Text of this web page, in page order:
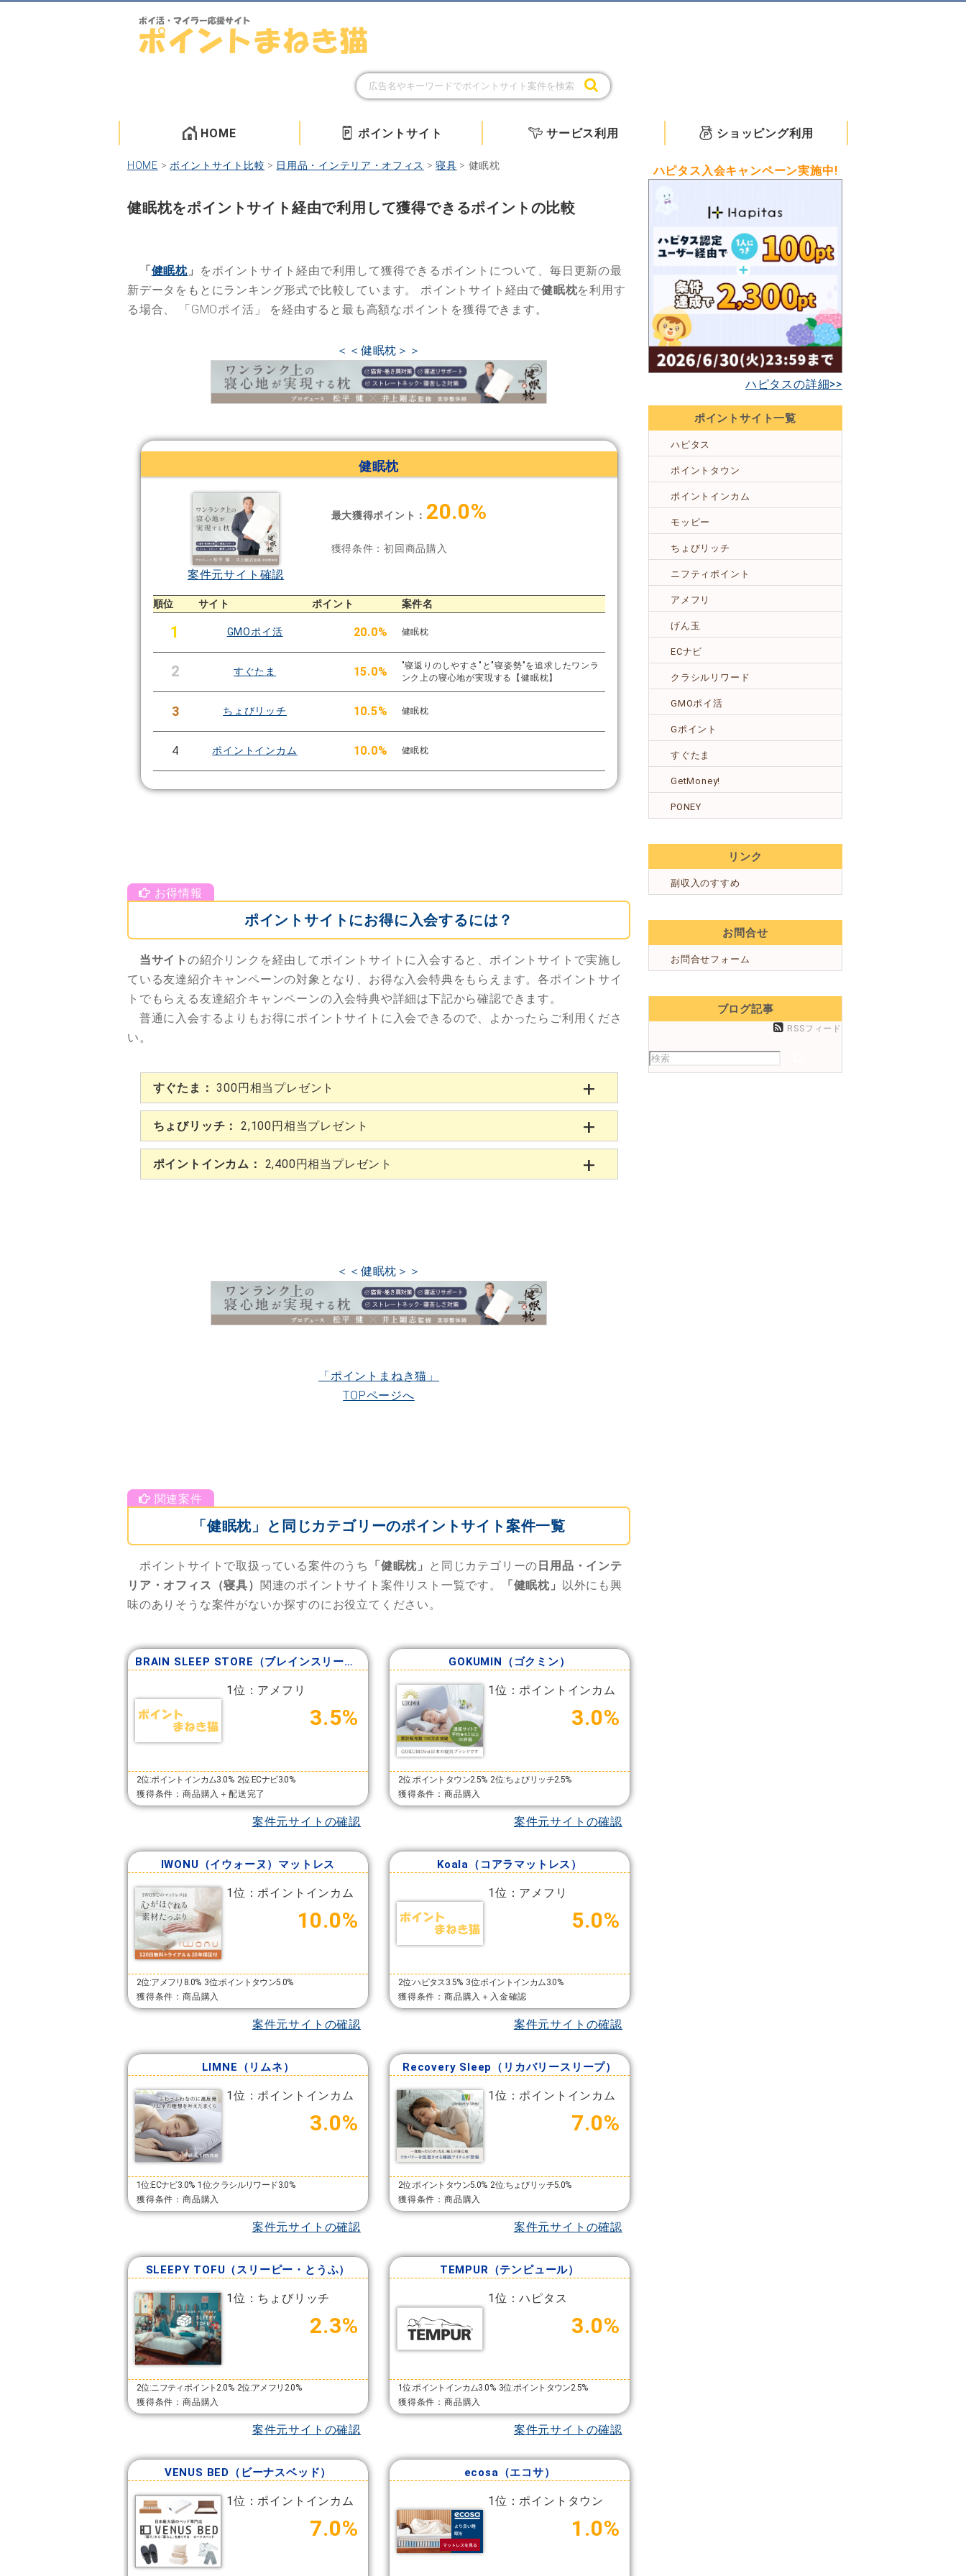
HOME ポイントサイト サービス利用 ショッピング利用
HOME > ポイントサイト比較 > 日用品・インテリア・オフィス >寝具 > 健眠枕
健眠枕をポイントサイト経由で利用して獲得できるポイントの比較
「健眠枕 」
をポイントサイト経由で利用して獲得できるポイントについて、毎日更新の最
新データをもとにランキング形式で比較しています。 ポイントサイト経由で健眠枕を利用す
る場合、
「GMOポイ活」 を経由すると最も高額なポイントを獲得できます。
＜＜健眠枕＞＞
健眠枕
案件元サイト確認
最大獲得ポイント： 20.0%
獲得条件：初回商品購入
順位 サイト ポイント 案件名
1 GMOポイ活 20.0% 健眠枕
2 すぐたま 15.0%
"寝返りのしやすさ"と"寝姿勢"を追求したワンラ
ンク上の寝心地が実現する【健眠枕】
3 ちょびリッチ 10.5% 健眠枕
4 ポイントインカム 10.0% 健眠枕
ポイントサイトにお得に入会するには？
当サイトの紹介リンクを経由してポイントサイトに入会すると、ポイントサイトで実施し
ている友達紹介キャンペーンの対象となり、お得な入会特典をもらえます。各ポイントサイ
トでもらえる友達紹介キャンペーンの入会特典や詳細は下記から確認できます。
普通に入会するよりもお得にポイントサイトに入会できるので、よかったらご利用くださ
い。
すぐたま： 300円相当プレゼント
ちょびリッチ： 2,100円相当プレゼント
ポイントインカム： 2,400円相当プレゼント
＜＜健眠枕＞＞
「ポイントまねき猫」
TOPページへ
「健眠枕」と同じカテゴリーのポイントサイト案件一覧
ポイントサイトで取扱っている案件のうち 「健眠枕」 と同じカテゴリーの 日用品・インテ
リア・オフィス（寝具） 関連のポイントサイト案件リスト一覧です。 「健眠枕」 以外にも興
味のありそうな案件がないか探すのにお役立てください。
BRAIN SLEEP STORE（ブレインスリープストア）
1位：アメフリ
3.5%
2位:ポイントインカム3.0% 2位:ECナビ3.0%
獲得条件：商品購入＋配送完了
案件元サイトの確認
GOKUMIN（ゴクミン）
1位：ポイントインカム
3.0%
2位:ポイントタウン2.5% 2位:ちょびリッチ2.5%
獲得条件：商品購入
案件元サイトの確認
IWONU（イウォーヌ）マットレス
1位：ポイントインカム
10.0%
2位:アメフリ8.0% 3位:ポイントタウン5.0%
獲得条件：商品購入
案件元サイトの確認
Koala（コアラマットレス）
1位：アメフリ
5.0%
2位:ハピタス3.5% 3位:ポイントインカム3.0%
獲得条件：商品購入＋入金確認
案件元サイトの確認
LIMNE（リムネ）
1位：ポイントインカム
3.0%
1位:ECナビ3.0% 1位:クラシルリワード3.0%
獲得条件：商品購入
案件元サイトの確認
Recovery Sleep（リカバリースリープ）
1位：ポイントインカム
7.0%
2位:ポイントタウン5.0% 2位:ちょびリッチ5.0%
獲得条件：商品購入
案件元サイトの確認
SLEEPY TOFU（スリーピー・とうふ）
1位：ちょびリッチ
2.3%
2位:ニフティポイント2.0% 2位:アメフリ2.0%
獲得条件：商品購入
案件元サイトの確認
TEMPUR（テンピュール）
1位：ハピタス
3.0%
1位:ポイントインカム3.0% 3位:ポイントタウン2.5%
獲得条件：商品購入
案件元サイトの確認
VENUS BED（ビーナスベッド）
1位：ポイントインカム
7.0%
ecosa（エコサ）
1位：ポイントタウン
1.0%
ハピタス入会キャンペーン実施中!
ハピタスの詳細>>
ポイントサイト一覧
ハピタス
ポイントタウン
ポイントインカム
モッピー
ちょびリッチ
ニフティポイント
アメフリ
げん玉
ECナビ
クラシルリワード
GMOポイ活
Gポイント
すぐたま
GetMoney!
PONEY
リンク
副収入のすすめ
お問合せ
お問合せフォーム
ブログ記事
RSSフィード